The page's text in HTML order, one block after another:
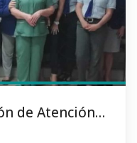
Jornadas de Capacitación de Atención al Público a cargo de Mario Sanguinetti